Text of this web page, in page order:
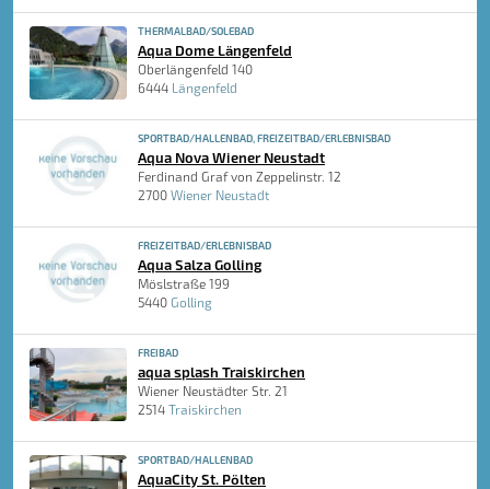
THERMALBAD/SOLEBAD
Aqua Dome Längenfeld
Oberlängenfeld 140
6444 Längenfeld
SPORTBAD/HALLENBAD, FREIZEITBAD/ERLEBNISBAD
Aqua Nova Wiener Neustadt
Ferdinand Graf von Zeppelinstr. 12
2700 Wiener Neustadt
FREIZEITBAD/ERLEBNISBAD
Aqua Salza Golling
Möslstraße 199
5440 Golling
FREIBAD
aqua splash Traiskirchen
Wiener Neustädter Str. 21
2514 Traiskirchen
SPORTBAD/HALLENBAD
AquaCity St. Pölten